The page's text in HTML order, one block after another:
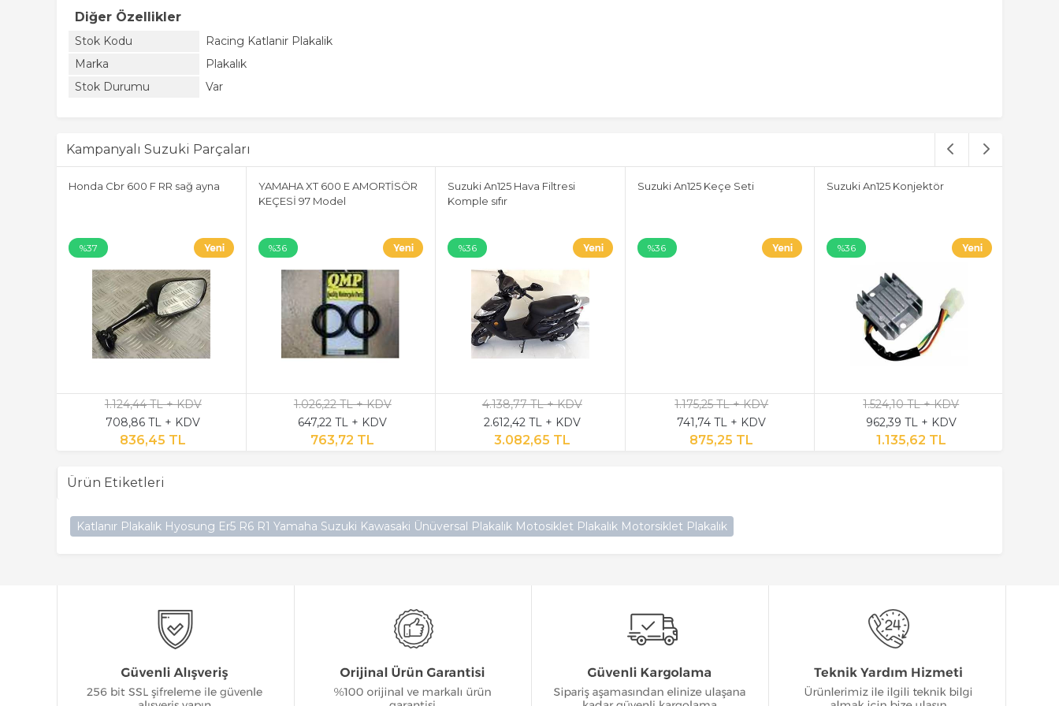
Diğer Özellikler
Stok Kodu
Racing Katlanir Plakalik
Marka
Plakalık
Stok Durumu
Var
Kampanyalı Suzuki Parçaları
Honda Cbr 600 F RR sağ ayna
%37
1.124,44 TL + KDV
708,86 TL + KDV
836,45 TL
YAMAHA XT 600 E AMORTİSÖR
KEÇESİ 97 Model
%36
1.026,22 TL + KDV
647,22 TL + KDV
763,72 TL
Suzuki An125 Hava Filtresi
Komple sıfır
%36
4.138,77 TL + KDV
2.612,42 TL + KDV
3.082,65 TL
Suzuki An125 Keçe Seti
%36
1.175,25 TL + KDV
741,74 TL + KDV
875,25 TL
Suzuki An125 Konjektör
%36
1.524,10 TL + KDV
962,39 TL + KDV
1.135,62 TL
Ürün Etiketleri
Katlanır Plakalık Hyosung Er5 R6 R1 Yamaha Suzuki Kawasaki Ünüversal Plakalık Motosiklet Plakalık Motorsiklet Plakalık